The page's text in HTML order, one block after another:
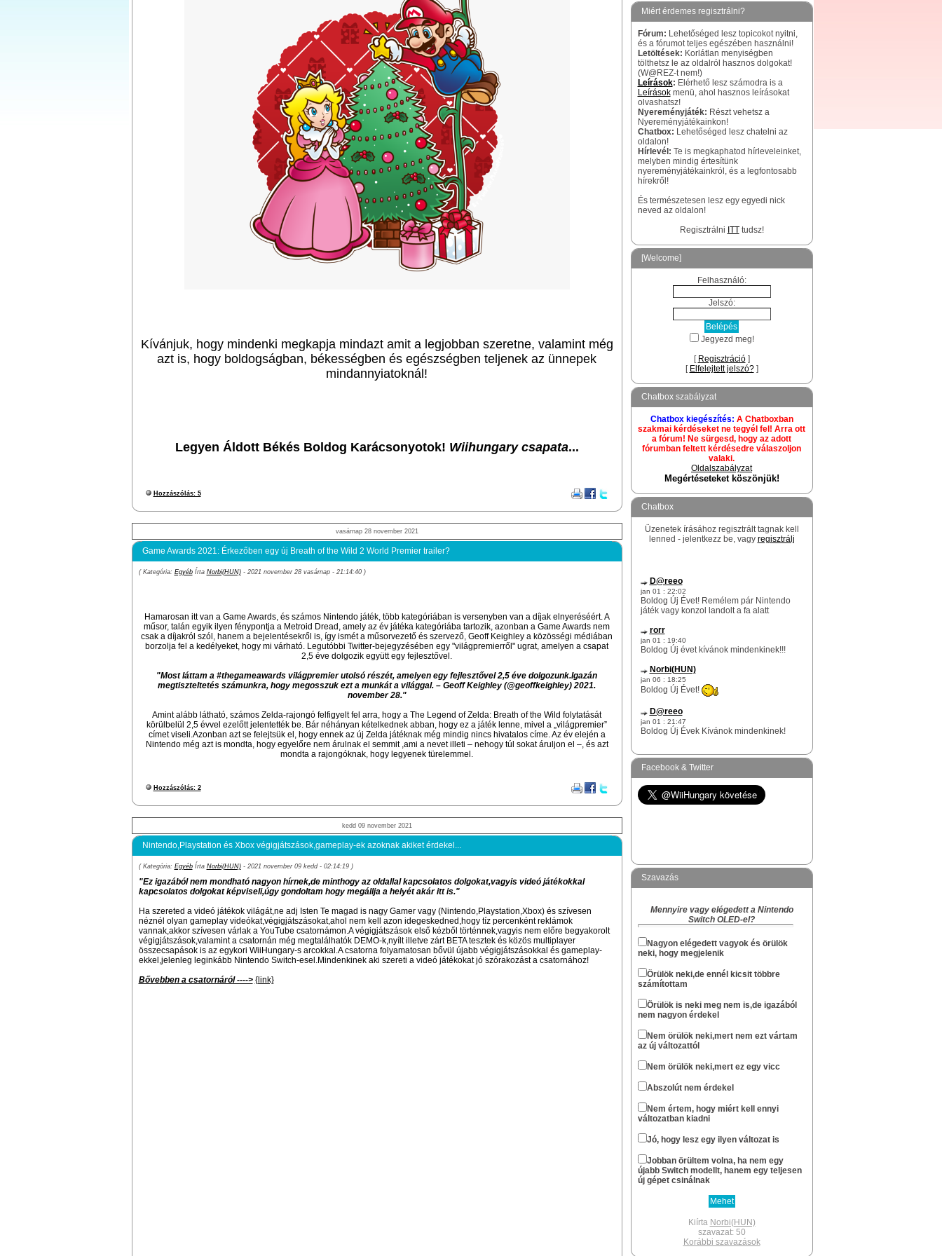
Norbi(HUN)
The Legend of Zelda: Skyward Sword HD
Switch
Norbi(HUN) 67161
Switch Game-ek!) Norbi(HUN) 62323
Doom Slayers Collection Switch Game-ek! ) Ink_Tibi 62875
Általánosságban a Nintendo Switch-
Norbi(HUN) 161732
Doom Eternal: Ancient Gods Part 1 DLC teszt (Switch
Ink_Tibi 4233
Electronic Entertainment Expo azaz E3
Rendezvények,találkozók és minden,ami ide tartozik) Norbi(HUN) 162413
Témák: | Válaszok:56074| Megtekintések: 15229110
Kívánjuk, hogy mindenki megkapja mindazt amit a legjobban szeretne, valamint még
azt is, hogy boldogságban, békességben és egészségben teljenek az ünnepek
mindannyiatoknál!
Legyen Áldott Békés Boldog Karácsonyotok! Wiihungary csapata...
Hozzászólás: 5
vasárnap 28 november 2021
Game Awards 2021: Érkezőben egy új Breath of the Wild 2 World Premier trailer?
( Kategória: EgyébÍrta Norbi(HUN)- 2021 november 28 vasárnap - 21:14:40 )
Hamarosan itt van a Game Awards, és számos Nintendo játék, több kategóriában is versenyben van a díjak elnyeréséért. A
műsor, talán egyik ilyen fénypontja a Metroid Dread, amely az év játéka kategóriába tartozik, azonban a Game Awards nem
csak a díjakról szól, hanem a bejelentésekről is, így ismét a műsorvezető és szervező, Geoff Keighley a közösségi médiában
borzolja fel a kedélyeket, hogy mi várható. Legutóbbi Twitter-bejegyzésében egy "világpremierről" ugrat, amelyen a csapat
2,5 éve dolgozik együtt egy fejlesztővel.
"Most láttam a #thegameawards világpremier utolsó részét, amelyen egy fejlesztővel 2,5 éve dolgozunk.Igazán
megtiszteltetés számunkra, hogy megosszuk ezt a munkát a világgal. – Geoff Keighley (@geoffkeighley) 2021.
november 28."
Amint alább látható, számos Zelda-rajongó felfigyelt fel arra, hogy a The Legend of Zelda: Breath of the Wild folytatását
körülbelül 2,5 évvel ezelőtt jelentették be. Bár néhányan kételkednek abban, hogy ez a játék lenne, mivel a „világpremier”
címet viseli.Azonban azt se felejtsük el, hogy ennek az új Zelda játéknak még mindig nincs hivatalos címe. Az év elején a
Nintendo még azt is mondta, hogy egyelőre nem árulnak el semmit ,ami a nevet illeti – nehogy túl sokat áruljon el –, és azt
mondta a rajongóknak, hogy legyenek türelemmel.
Hozzászólás: 2
kedd 09 november 2021
Nintendo,Playstation és Xbox végigjátszások,gameplay-ek azoknak akiket érdekel...
( Kategória: EgyébÍrta Norbi(HUN)- 2021 november 09 kedd - 02:14:19 )
"Ez igazából nem mondható nagyon hírnek,de minthogy az oldallal kapcsolatos dolgokat,vagyis videó játékokkal
kapcsolatos dolgokat képviseli,úgy gondoltam hogy megállja a helyét akár itt is."
Ha szereted a videó játékok világát,ne adj Isten Te magad is nagy Gamer vagy (Nintendo,Playstation,Xbox) és szívesen
néznél olyan gameplay videókat,végigjátszásokat,ahol nem kell azon idegeskedned,hogy tíz percenként reklámok
vannak,akkor szívesen várlak a YouTube csatornámon.A végigjátszások első kézből történnek,vagyis nem előre begyakorolt
végigjátszások,valamint a csatornán még megtalálhatók DEMO-k,nyílt illetve zárt BETA tesztek és közös multiplayer
összecsapások is az egykori WiiHungary-s arcokkal.A csatorna folyamatosan bővül újabb végigjátszásokkal és gameplay-
ekkel,jelenleg leginkább Nintendo Switch-esel.Mindenkinek aki szereti a videó játékokat jó szórakozást a csatornához!
Bővebben a csatornáról ----> {link}
Miért érdemes regisztrálni?
Fórum: Lehetőséged lesz topicokot nyitni,
és a fórumot teljes egészében használni!
Letöltések: Korlátlan menyiségben
tölthetsz le az oldalról hasznos dolgokat!
(W@REZ-t nem!)
Leírások: Elérhető lesz számodra is a
Leírásokmenü, ahol hasznos leírásokat
olvashatsz!
Nyereményjáték: Részt vehetsz a
Nyereményjátékainkon!
Chatbox: Lehetőséged lesz chatelni az
oldalon!
Hírlevél: Te is megkaphatod hírleveleinket,
melyben mindig értesítünk
nyereményjátékainkról, és a legfontosabb
hírekről!
És természetesen lesz egy egyedi nick
neved az oldalon!
Regisztrálni ITTtudsz!
[Welcome]
Felhasználó:
Jelszó:
Jegyezd meg!
[ Regisztráció]
[ Elfelejtett jelszó?]
Chatbox szabályzat
Chatbox kiegészítés: A Chatboxban
szakmai kérdéseket ne tegyél fel! Arra ott
a fórum! Ne sürgesd, hogy az adott
fórumban feltett kérdésedre válaszoljon
valaki.
Oldalszabályzat
Megértéseteket köszönjük!
Chatbox
Üzenetek írásához regisztrált tagnak kell
lenned - jelentkezz be, vagy regisztrálj
D@reeo
jan 01 : 22:02
Boldog Új Évet! Remélem pár Nintendo
játék vagy konzol landolt a fa alatt
rorr
jan 01 : 19:40
Boldog Új évet kívánok mindenkinek!!!
Norbi(HUN)
jan 06 : 18:25
Boldog Új Évet!
D@reeo
jan 01 : 21:47
Boldog Új Évek Kívánok mindenkinek!
rorr te egy igazi WiiHungary-s túlélő vagy
Na skacok, van még olyan "rejtett" Survivor
dec 09 : 17:29
Hi!
van kedved hangolódni az ünnepekre, az
megírhatja a készülődés és a Karácsony
várás hangulatát, hogy kinek hogyan zajlik
...ha csak nem halt ki véglegesen az oldal.
Norbi(HUN)
okt 13 : 22:57
stewe81
Sziasztok! Él még azért az oldal?
febr 11 : 14:49
Nem gondoltam volna resolve , hogy te
még fellátogatsz az oldalra.
Xbox -os léted révén gondoltam hogy lesz
egy Series géped.
Én lassan két hete várom hogy
megjelenéskor már egyszer
berendeltem,de meguntam hogy fél év
után sem volt kapható, inkább
elruházkodtam az árát.
Switch megvan az mellé pedig hogy
tánogassam a Japánokat csak egy PS5
jöhet szóba.Nagyon sok rá a jó játék.Az új
kontroller pedig olyan élmény ami csak
PS-en van.A PSVR2 is most jön az pedig
megint egy brutál kütyü.Volt egyes VR-om,
szerettem nagyon.
Facebook & Twitter
Szavazás
Mennyire vagy elégedett a Nintendo
Switch OLED-el?
Nagyon elégedett vagyok és örülök
neki, hogy megjelenik
Örülök neki,de ennél kicsit többre
számítottam
Örülök is neki meg nem is,de igazából
nem nagyon érdekel
Nem örülök neki,mert nem ezt vártam
az új változattól
Nem örülök neki,mert ez egy vicc
Abszolút nem érdekel
Nem értem, hogy miért kell ennyi
változatban kiadni
Jó, hogy lesz egy ilyen változat is
Jobban örültem volna, ha nem egy
újabb Switch modellt, hanem egy teljesen
új gépet csinálnak
Kiírta Norbi(HUN)
szavazat: 50
Korábbi szavazások